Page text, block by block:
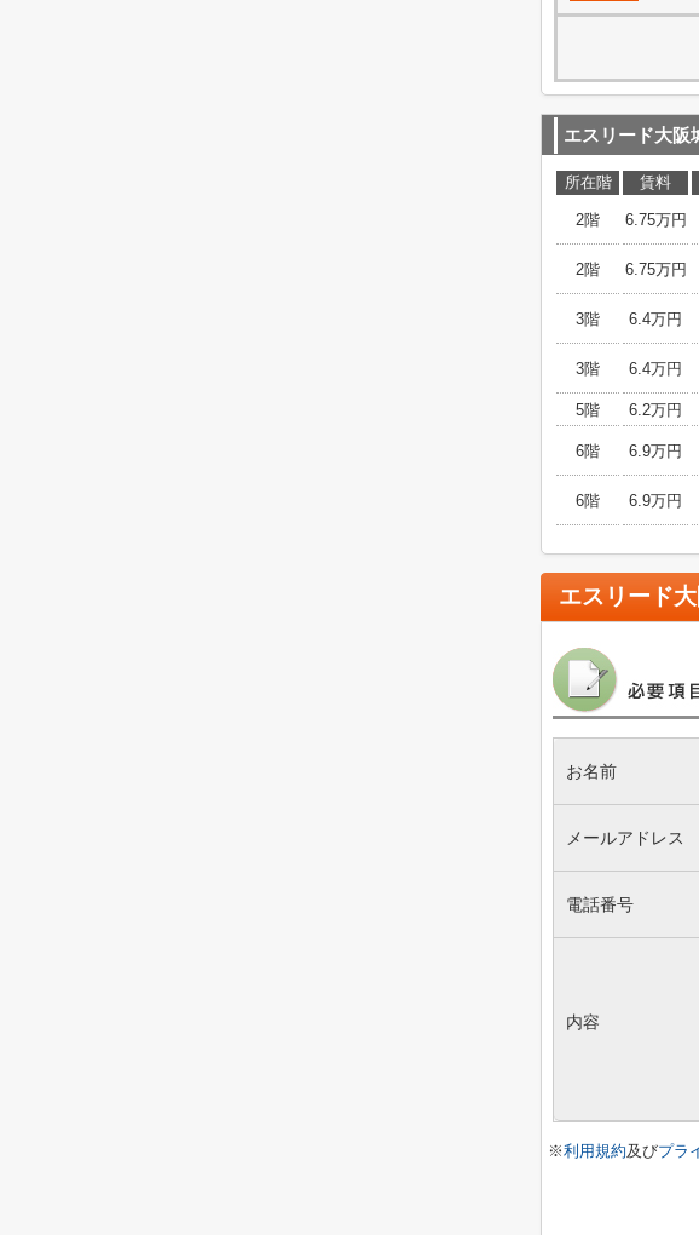
エスリード大阪
所在階 賃料
2階
6.75万円
2階 6.75万円
3階 6.4万円
3階 6.4万円
5階 6.2万円
6階 6.9万円
6階 6.9万円
エスリード
お名前
メールアドレス
電話番号
内容
※利用規約及びプラ